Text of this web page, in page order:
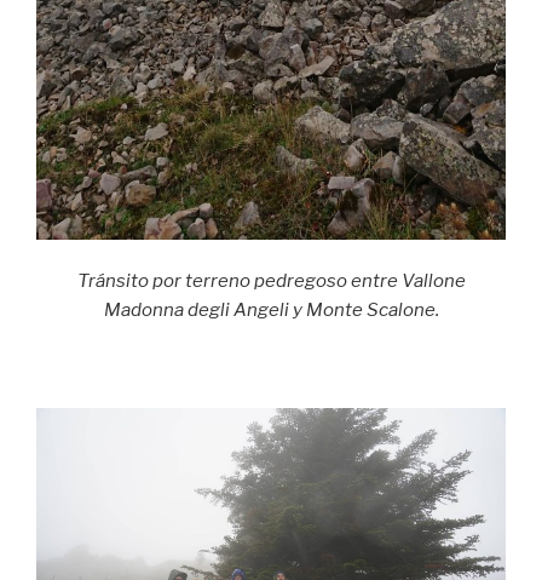
Tránsito por terreno pedregoso entre Vallone
Madonna degli Angeli y Monte Scalone.